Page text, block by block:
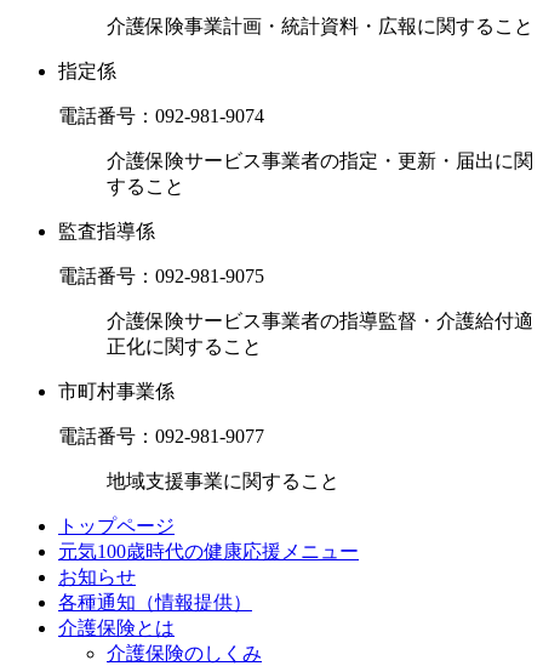
介護保険事業計画・統計資料・広報に関すること
指定係
電話番号： 092-981-9074
介護保険サービス事業者の指定・更新・届出に関
すること
監査指導係
電話番号： 092-981-9075
介護保険サービス事業者の指導監督・介護給付適
正化に関すること
市町村事業係
電話番号： 092-981-9077
地域支援事業に関すること
トップページ
元気100歳時代の健康応援メニュー
お知らせ
各種通知（情報提供）
介護保険とは
介護保険のしくみ